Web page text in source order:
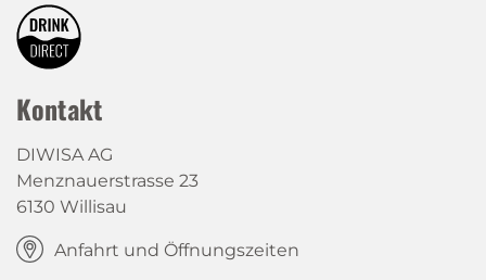
Kontakt
DIWISA AG
Menznauerstrasse 23
6130 Willisau
Anfahrt und Öffnungszeiten